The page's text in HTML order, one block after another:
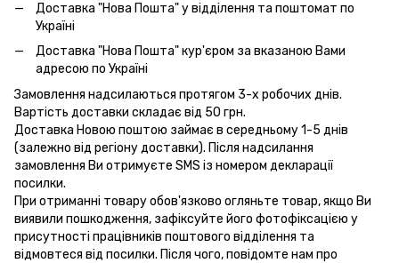
Доставка "Нова Пошта" у відділення та поштомат по
Україні
Доставка "Нова Пошта" кур'єром за вказаною Вами
адресою по Україні
Замовлення надсилаються протягом 3-х робочих днів.
Вартість доставки складає від 50 грн.
Доставка Новою поштою займає в середньому 1-5 днів
(залежно від регіону доставки). Після надсилання
замовлення Ви отримуєте SMS із номером декларації
посилки.
При отриманні товару обов'язково огляньте товар, якщо Ви
виявили пошкодження, зафіксуйте його фотофіксацією у
присутності працівників поштового відділення та
відмовтеся від посилки. Після чого, повідомте нам про